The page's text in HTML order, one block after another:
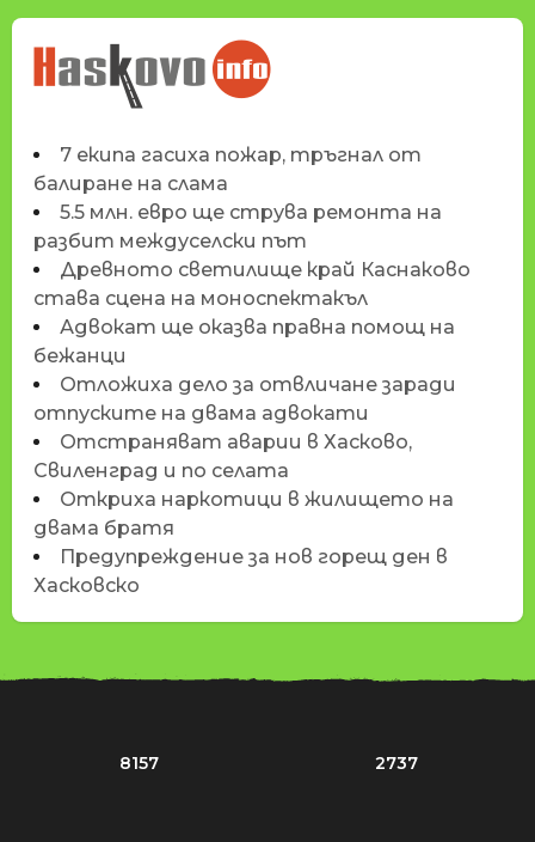
НОВИНИТЕ НА
HASKOVO.INFO
7 екипа гасиха пожар, тръгнал от
балиране на слама
5.5 млн. евро ще струва ремонта на
разбит междуселски път
Древното светилище край Каснаково
става сцена на моноспектакъл
Адвокат ще оказва правна помощ на
бежанци
Отложиха дело за отвличане заради
отпуските на двама адвокати
Отстраняват аварии в Хасково,
Свиленград и по селата
Откриха наркотици в жилището на
двама братя
Предупреждение за нов горещ ден в
Хасковско
8157 2737